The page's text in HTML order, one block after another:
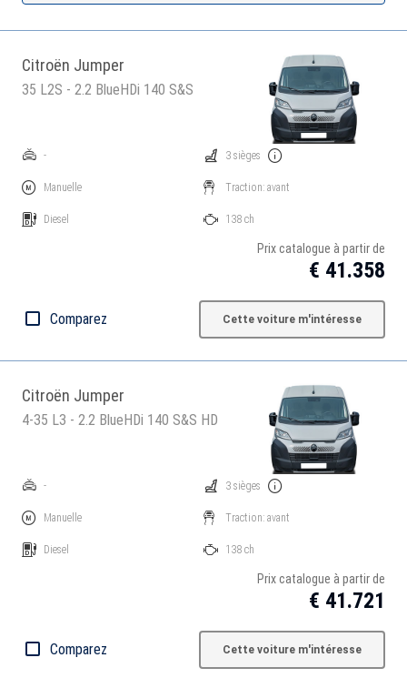
Citroën Jumper
35 L2S - 2.2 BlueHDi 140 S&S
-
Manuelle
Diesel
3 sièges
Traction: avant
138 ch
Prix catalogue à partir de
€ 41.358
Comparez Cette voiture m'intéresse
Citroën Jumper
4-35 L3 - 2.2 BlueHDi 140 S&S HD
-
Manuelle
Diesel
3 sièges
Traction: avant
138 ch
Prix catalogue à partir de
€ 41.721
Comparez Cette voiture m'intéresse